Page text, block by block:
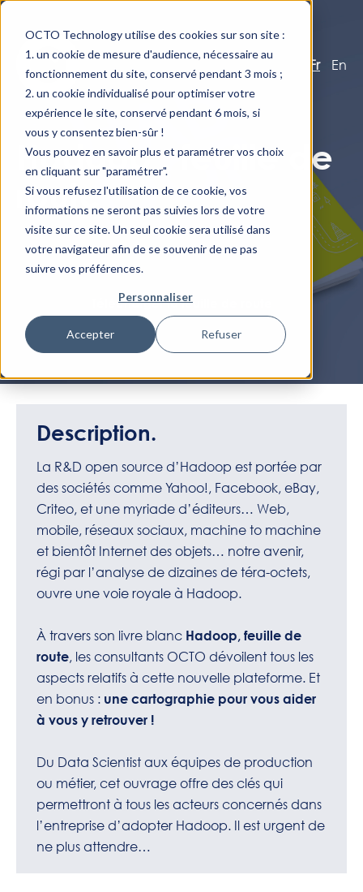
OCTO Technology utilise des cookies sur son site :
un cookie de mesure d'audience, nécessaire au
fonctionnement du site, conservé pendant 3 mois ;
un cookie individualisé pour optimiser votre
expérience le site, conservé pendant 6 mois, si
vous y consentez bien-sûr !
Vous pouvez en savoir plus et paramétrer vos choix
en cliquant sur "paramétrer".
Si vous refusez l'utilisation de ce cookie, vos
informations ne seront pas suivies lors de votre
visite sur ce site. Un seul cookie sera utilisé dans
votre navigateur afin de se souvenir de ne pas
suivre vos préférences.
Personnaliser
Accepter Refuser
Fr En
Hadoop : feuille de
route
Télécharger la feuille de route
Description.
La R&D open source d’Hadoop est portée par
des sociétés comme Yahoo!, Facebook, eBay,
Criteo, et une myriade d’éditeurs… Web,
mobile, réseaux sociaux, machine to machine
et bientôt Internet des objets… notre avenir,
régi par l’analyse de dizaines de téra-octets,
ouvre une voie royale à Hadoop.
À travers son livre blanc Hadoop, feuille de
route, les consultants OCTO dévoilent tous les
aspects relatifs à cette nouvelle plateforme. Et
en bonus : une cartographie pour vous aider
à vous y retrouver !
Du Data Scientist aux équipes de production
ou métier, cet ouvrage offre des clés qui
permettront à tous les acteurs concernés dans
l’entreprise d’adopter Hadoop. Il est urgent de
ne plus attendre…